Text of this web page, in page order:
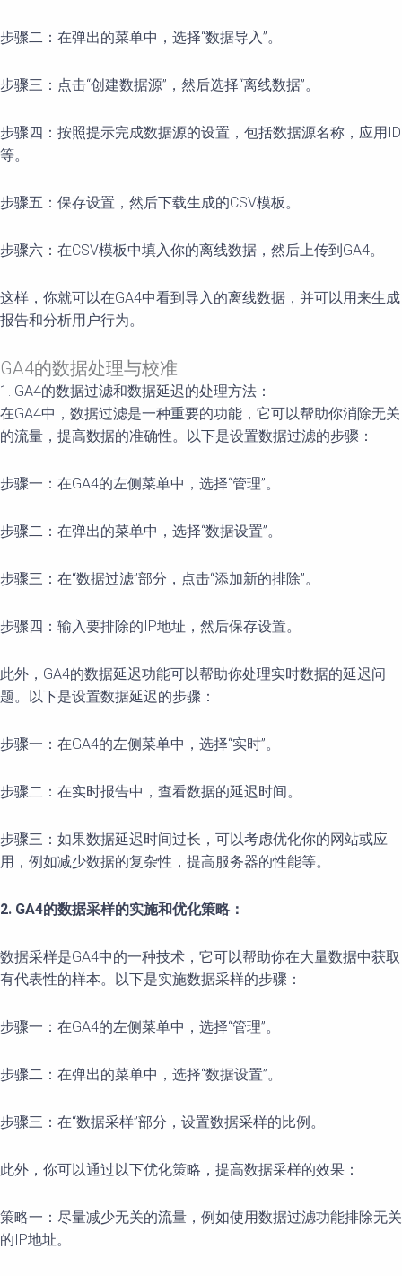
步骤二：在弹出的菜单中，选择“数据导入”。
步骤三：点击“创建数据源”，然后选择“离线数据”。
步骤四：按照提示完成数据源的设置，包括数据源名称，应用ID
等。
步骤五：保存设置，然后下载生成的CSV模板。
步骤六：在CSV模板中填入你的离线数据，然后上传到GA4。
这样，你就可以在GA4中看到导入的离线数据，并可以用来生成
报告和分析用户行为。
GA4的数据处理与校准
1. GA4的数据过滤和数据延迟的处理方法：
在GA4中，数据过滤是一种重要的功能，它可以帮助你消除无关
的流量，提高数据的准确性。以下是设置数据过滤的步骤：
步骤一：在GA4的左侧菜单中，选择“管理”。
步骤二：在弹出的菜单中，选择“数据设置”。
步骤三：在“数据过滤”部分，点击“添加新的排除”。
步骤四：输入要排除的IP地址，然后保存设置。
此外，GA4的数据延迟功能可以帮助你处理实时数据的延迟问
题。以下是设置数据延迟的步骤：
步骤一：在GA4的左侧菜单中，选择“实时”。
步骤二：在实时报告中，查看数据的延迟时间。
步骤三：如果数据延迟时间过长，可以考虑优化你的网站或应
用，例如减少数据的复杂性，提高服务器的性能等。
2. GA4的数据采样的实施和优化策略：
数据采样是GA4中的一种技术，它可以帮助你在大量数据中获取
有代表性的样本。以下是实施数据采样的步骤：
步骤一：在GA4的左侧菜单中，选择“管理”。
步骤二：在弹出的菜单中，选择“数据设置”。
步骤三：在“数据采样”部分，设置数据采样的比例。
此外，你可以通过以下优化策略，提高数据采样的效果：
策略一：尽量减少无关的流量，例如使用数据过滤功能排除无关
的IP地址。